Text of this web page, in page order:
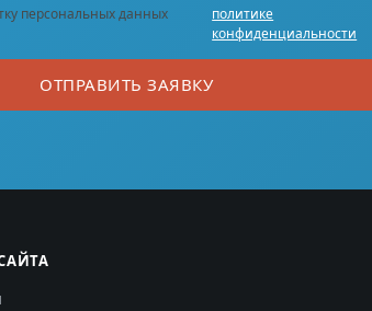
персональных данных
политике
конфиденциальности
ОТПРАВИТЬ ЗАЯВКУ